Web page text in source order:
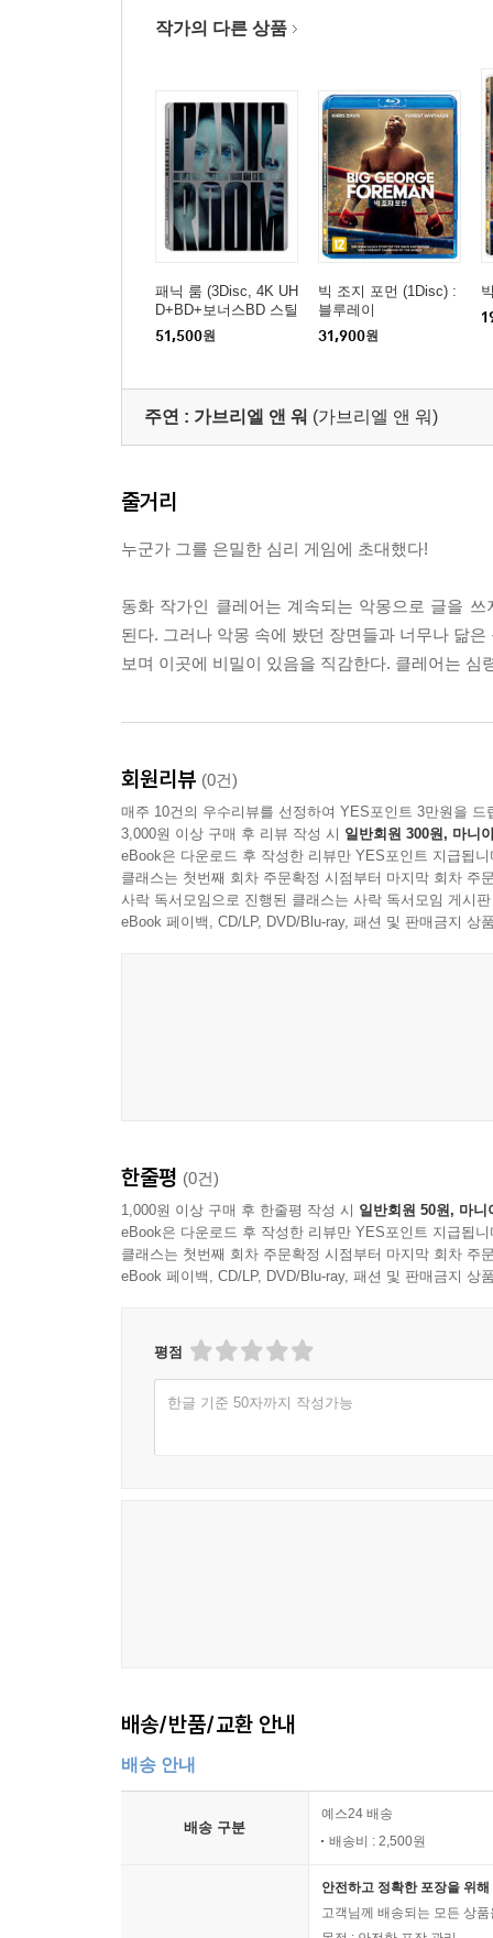
작가의 다른 상품
패닉 룸 (3Disc, 4K UH
D+BD+보너스BD 스틸
북 한정판) : 블루레이
51,500원
빅 조지 포먼 (1Disc) :
블루레이
31,900원
주연 : 가브리엘 앤 워 (가브리엘 앤 워)
줄거리
누군가 그를 은밀한 심리 게임에 초대했다!
동화 작가인 클레어는 계속되는 악몽으로 글을
된다. 그러나 악몽 속에 봤던 장면들과 너무나 닮
보며 이곳에 비밀이 있음을 직감한다. 클레어는
회원리뷰 (0건)
매주 10건의 우수리뷰를 선정하여 YES포인트 3만원을 드
3,000원 이상 구매 후 리뷰 작성 시 일반회원 300원, 마니
eBook은 다운로드 후 작성한 리뷰만 YES포인트 지급됩니
클래스는 첫번째 회차 주문확정 시점부터 마지막 회차 주
사락 독서모임으로 진행된 클래스는 사락 독서모임 게시
eBook 페이백, CD/LP, DVD/Blu-ray, 패션 및 판매금지 상
한줄평 (0건)
1,000원 이상 구매 후 한줄평 작성 시 일반회원 50원, 마니
eBook은 다운로드 후 작성한 리뷰만 YES포인트 지급됩니
클래스는 첫번째 회차 주문확정 시점부터 마지막 회차 주
eBook 페이백, CD/LP, DVD/Blu-ray, 패션 및 판매금지 상
평점
한글 기준 50자까지 작성가능
배송/반품/교환 안내
배송 안내
배송 구분
예스24 배송
배송비 : 2,500원
안전하고 정확한 포장을 위
고객님께 배송되는 모든 상